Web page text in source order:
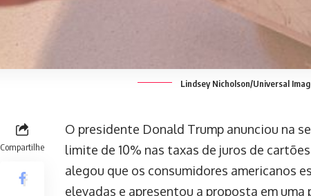
Lindsey Nicholson/Universal
Compartilhe
O presidente Donald Trump anunciou na
limite de 10% nas taxas de juros de
alegou que os consumidores americanos
elevadas e apresentou a proposta em